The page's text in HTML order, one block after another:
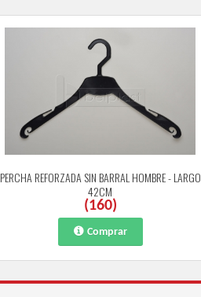
PERCHA REFORZADA SIN BARRAL HOMBRE - LARGO
42CM
(160)
Comprar